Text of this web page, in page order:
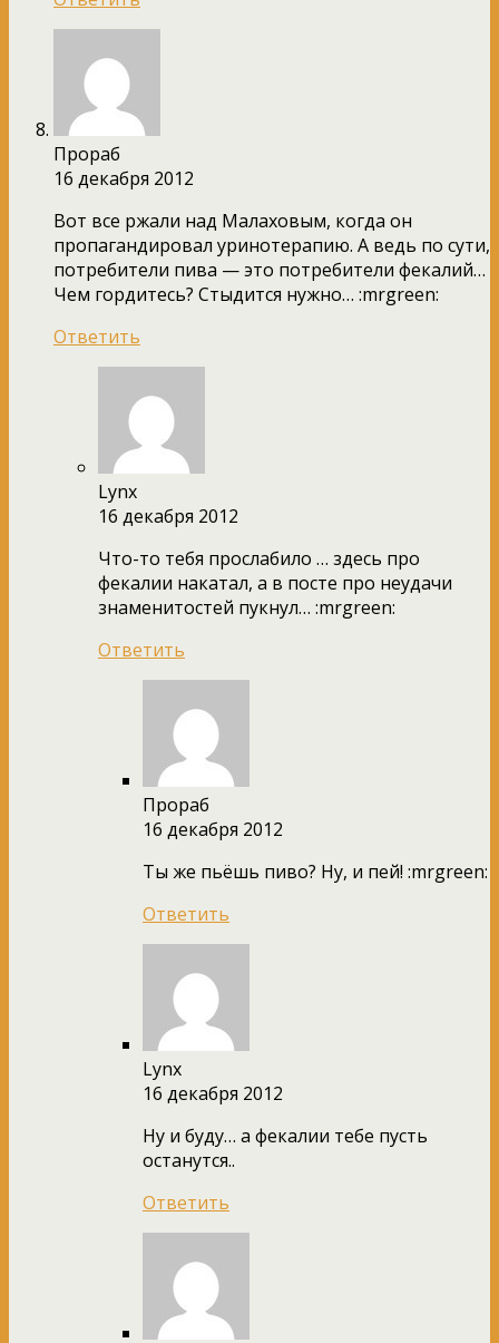
Прораб
16 декабря 2012
Вот все ржали над Малаховым, когда он
пропагандировал уринотерапию. А ведь по сути,
потребители пива — это потребители фекалий…
Чем гордитесь? Стыдится нужно… :mrgreen:
Ответить
Lynx
16 декабря 2012
Что-то тебя прослабило … здесь про
фекалии накатал, а в посте про неудачи
знаменитостей пукнул… :mrgreen:
Ответить
Прораб
16 декабря 2012
Ты же пьёшь пиво? Ну, и пей! :mrgreen:
Ответить
Lynx
16 декабря 2012
Ну и буду… а фекалии тебе пусть
останутся..
Ответить